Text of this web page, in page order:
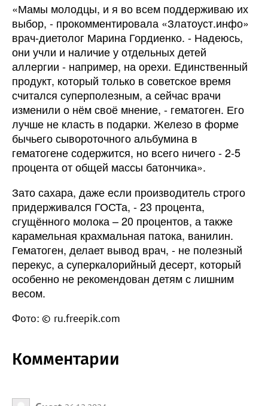
«Мамы молодцы, и я во всем поддерживаю их
выбор, - прокомментировала «Златоуст.инфо»
врач-диетолог Марина Гордиенко. - Надеюсь,
они учли и наличие у отдельных детей
аллергии - например, на орехи. Единственный
продукт, который только в советское время
считался суперполезным, а сейчас врачи
изменили о нём своё мнение, - гематоген. Его
лучше не класть в подарки. Железо в форме
бычьего сывороточного альбумина в
гематогене содержится, но всего ничего - 2-5
процента от общей массы батончика».
Зато сахара, даже если производитель строго
придерживался ГОСТа, - 23 процента,
сгущённого молока – 20 процентов, а также
карамельная крахмальная патока, ванилин.
Гематоген, делает вывод врач, - не полезный
перекус, а суперкалорийный десерт, который
особенно не рекомендован детям с лишним
весом.
Фото: © ru.freepik.com
Комментарии